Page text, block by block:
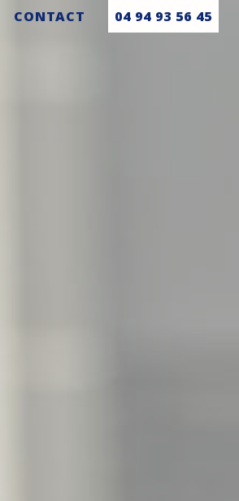
CONTACT 04 94 93 56 45